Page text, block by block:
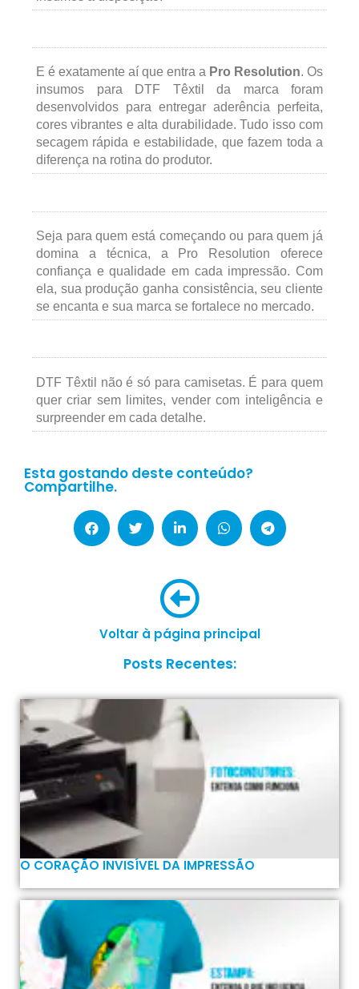
E é exatamente aí que entra a Pro Resolution. Os
insumos para DTF Têxtil da marca foram
desenvolvidos para entregar aderência perfeita,
cores vibrantes e alta durabilidade. Tudo isso com
secagem rápida e estabilidade, que fazem toda a
diferença na rotina do produtor.
Seja para quem está começando ou para quem já
domina a técnica, a Pro Resolution oferece
confiança e qualidade em cada impressão. Com
ela, sua produção ganha consistência, seu cliente
se encanta e sua marca se fortalece no mercado.
DTF Têxtil não é só para camisetas. É para quem
quer criar sem limites, vender com inteligência e
surpreender em cada detalhe.
Esta gostando deste conteúdo?
Compartilhe.
Voltar à página principal
Posts Recentes:
O CORAÇÃO INVISÍVEL DA IMPRESSÃO